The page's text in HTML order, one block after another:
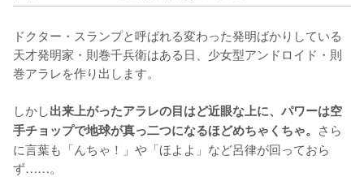
ドクター・スランプと呼ばれる変わった発明ばかりしている
天才発明家・則巻千兵衛はある日、少女型アンドロイド・則
巻アラレを作り出します。
しかし出来上がったアラレの目はど近眼な上に、パワーは空
手チョップで地球が真っ二つになるほどめちゃくちゃ。 さら
に言葉も「んちゃ！」や「ほよよ」など呂律が回っておら
ず……。